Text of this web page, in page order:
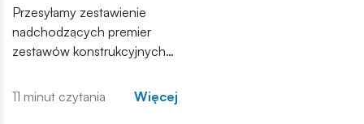
Przesyłamy zestawienie
nadchodzących premier
zestawów konstrukcyjnych
znajdują się zarówno
11 minut czytania Więcej